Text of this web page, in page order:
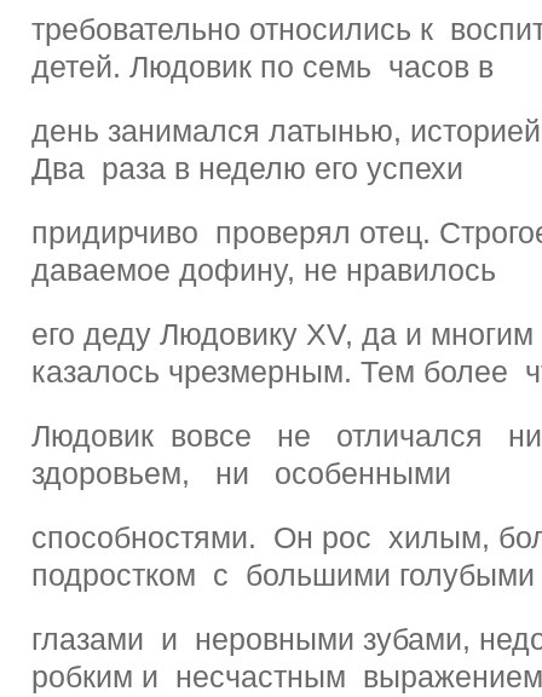
требовательно относились к
детей. Людовик по семь часов в
день занимался латынью,
Два раза в неделю его успехи
придирчиво проверял отец.
даваемое дофину, не нравилось
его деду Людовику XV, да и многим
казалось чрезмерным. Тем более
Людовик вовсе не отличался
здоровьем, ни особенными
способностями. Он рос хилым,
подростком с большими голубыми
глазами и неровными зубами,
робким и несчастным